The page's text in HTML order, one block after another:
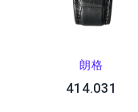
朗格
414.031